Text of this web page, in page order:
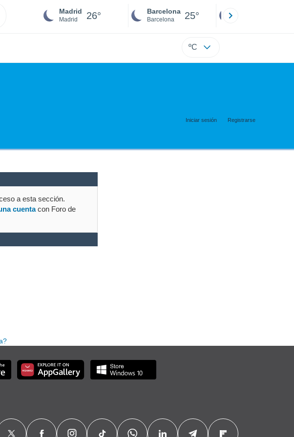
Madrid
Madrid 26° Barcelona
Barcelona 25°
ºC
Iniciar sesión Registrarse
a esta sección.
cuentacon Foro de